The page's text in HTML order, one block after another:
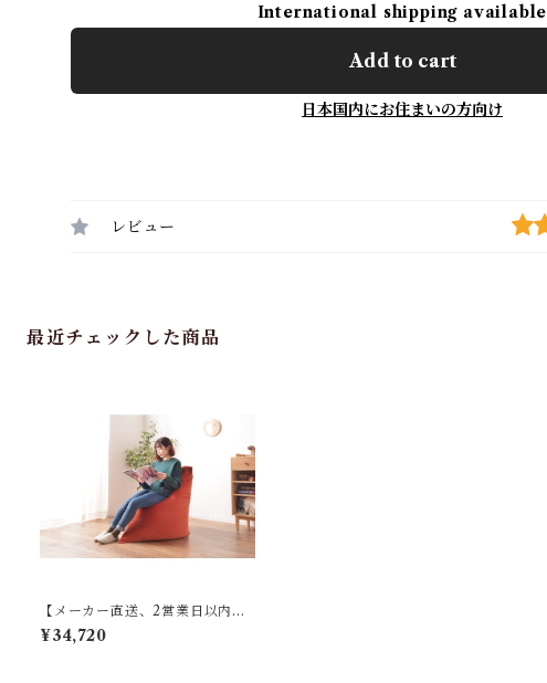
International shipping available
Add to cart
日本国内にお住まいの方向け
レビュー
最近チェックした商品
【メーカー直送、2営業日以内に
発送】東谷 ビーズクッション W7
5×D110×H50 グレー/オレンジ
¥34,720